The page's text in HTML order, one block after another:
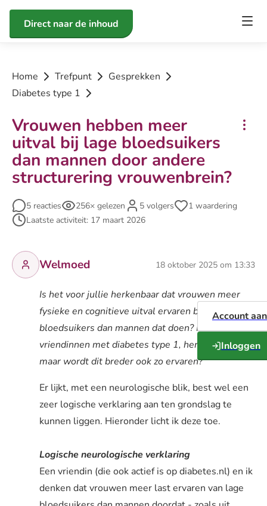
Direct naar de inhoud
Account
Inloggen
Home Trefpunt
Gesprekken
Diabetes type 1
Vrouwen hebben meer
uitval bij lage bloedsuikers
dan mannen door andere
structurering vrouwenbrein?
5 reacties 256× gelezen 5 volgers
1 waardering
Laatste activiteit: 17 maart 2026
Welmoed 18 oktober 2025 om 13:33
Is het voor jullie herkenbaar dat vrouwen meer
fysieke en cognitieve uitval ervaren bij lage
bloedsuikers dan mannen dat doen? Ikzelf en
vriendinnen met diabetes type 1, herkennen dit,
maar wordt dit breder ook zo ervaren?
Er lijkt, met een neurologische blik, best wel een
zeer logische verklaring aan ten grondslag te
kunnen liggen. Hieronder licht ik deze toe.
Logische neurologische verklaring
Een vriendin (die ook actief is op diabetes.nl) en ik
denken dat vrouwen meer last ervaren van lage